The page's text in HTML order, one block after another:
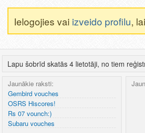
Ielogojies vai izveido profilu,
Lapu šobrīd skatās 4 lietotāji, no tiem
Jaunākie raksti:
Gembird vouches
OSRS Hiscores!
Rs 07 vounch:)
Subaru vouches